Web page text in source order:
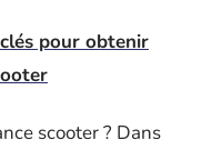
pour obtenir
scooter ? Dans